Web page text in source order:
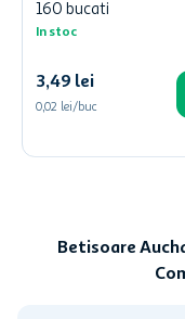
160 bucati
In stoc
3,49 lei
0,02 lei/buc
Betisoare